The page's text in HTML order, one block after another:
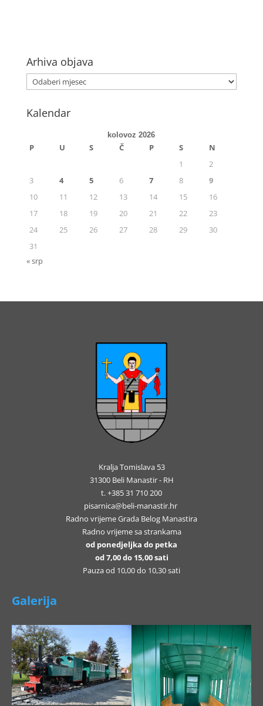
Arhiva objava
Kalendar
kolovoz 2026
P U S Č P S
N
1
2
3
4 5 6 7 8
9
10
11 12 13 14 15
16
17
18 19 20 21 22
23
24
25 26 27 28 29
30
31
« srp
Kralja Tomislava 53
31300 Beli Manastir - RH
t. +385 31 710 200
pisarnica@beli-manastir.hr
Radno vrijeme Grada Belog Manastira
Radno vrijeme sa strankama
od ponedjeljka do petka
od 7,00 do 15,00 sati
Pauza od 10,00 do 10,30 sati
Galerija